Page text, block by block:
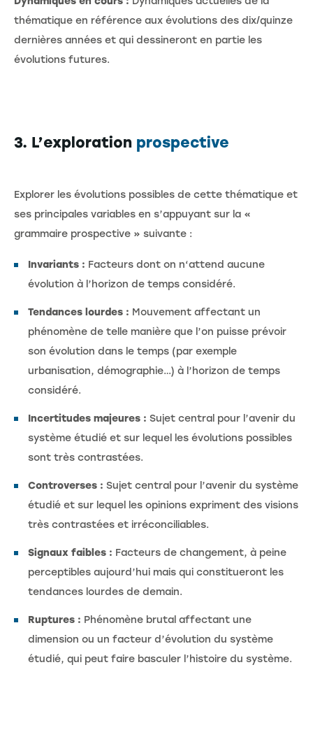
thématique en référence aux évolutions des dix/quinze
dernières années et qui dessineront en partie les
évolutions futures.
3. L’exploration prospective
Explorer les évolutions possibles de cette thématique et
ses principales variables en s’appuyant sur la «
grammaire prospective » suivante :
Invariants : Facteurs dont on n‘attend aucune
évolution à l’horizon de temps considéré.
Tendances lourdes : Mouvement affectant un
phénomène de telle manière que l’on puisse prévoir
son évolution dans le temps (par exemple
urbanisation, démographie…) à l’horizon de temps
considéré.
Incertitudes majeures : Sujet central pour l’avenir du
système étudié et sur lequel les évolutions possibles
sont très contrastées.
Controverses : Sujet central pour l’avenir du système
étudié et sur lequel les opinions expriment des visions
très contrastées et irréconciliables.
Signaux faibles : Facteurs de changement, à peine
perceptibles aujourd’hui mais qui constitueront les
tendances lourdes de demain.
Ruptures : Phénomène brutal affectant une
dimension ou un facteur d’évolution du système
étudié, qui peut faire basculer l’histoire du système.